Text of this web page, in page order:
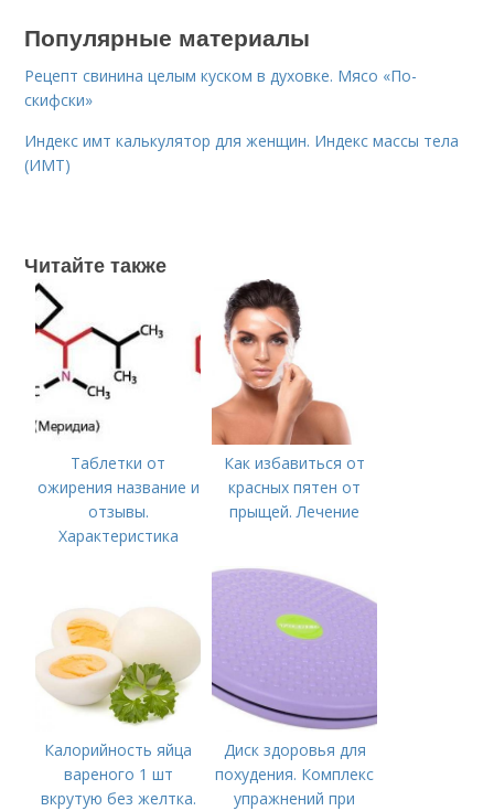
Популярные материалы
Рецепт свинина целым куском в духовке. Мясо «По-
скифски»
Индекс имт калькулятор для женщин. Индекс массы тела
(ИМТ)
Читайте также
Таблетки от
ожирения название и
отзывы.
Характеристика
Как избавиться от
красных пятен от
прыщей. Лечение
Калорийность яйца
вареного 1 шт
вкрутую без желтка.
Диск здоровья для
похудения. Комплекс
упражнений при